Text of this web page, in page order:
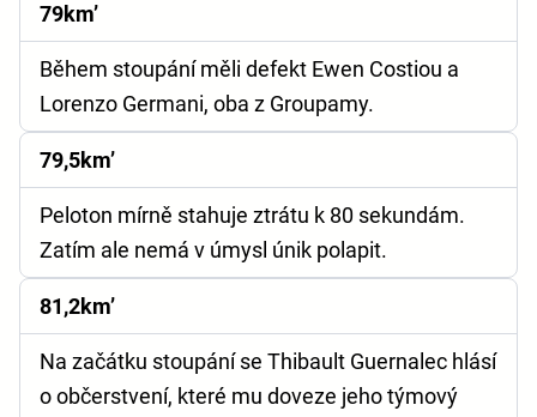
79km’
Během stoupání měli defekt Ewen Costiou a
Lorenzo Germani, oba z Groupamy.
79,5km’
Peloton mírně stahuje ztrátu k 80 sekundám.
Zatím ale nemá v úmysl únik polapit.
81,2km’
Na začátku stoupání se Thibault Guernalec hlásí
o občerstvení, které mu doveze jeho týmový